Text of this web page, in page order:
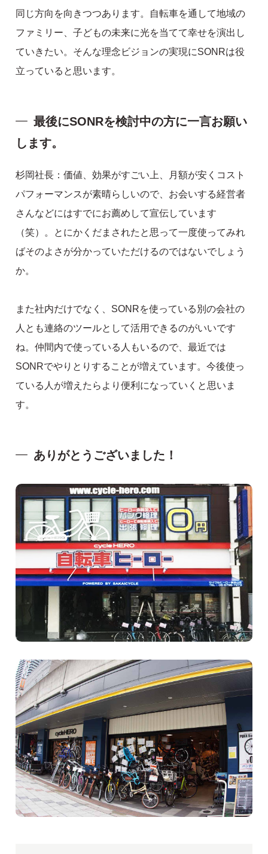
同じ方向を向きつつあります。自転車を通して地域の
ファミリー、子どもの未来に光を当てて幸せを演出し
ていきたい。そんな理念ビジョンの実現にSONRは役
立っていると思います。
最後にSONRを検討中の方に一言お願い
します。
杉岡社長：価値、効果がすごい上、月額が安くコスト
パフォーマンスが素晴らしいので、お会いする経営者
さんなどにはすでにお薦めして宣伝しています
（笑）。とにかくだまされたと思って一度使ってみれ
ばそのよさが分かっていただけるのではないでしょう
か。
また社内だけでなく、SONRを使っている別の会社の
人とも連絡のツールとして活用できるのがいいです
ね。仲間内で使っている人もいるので、最近では
SONRでやりとりすることが増えています。今後使っ
ている人が増えたらより便利になっていくと思いま
す。
ありがとうございました！